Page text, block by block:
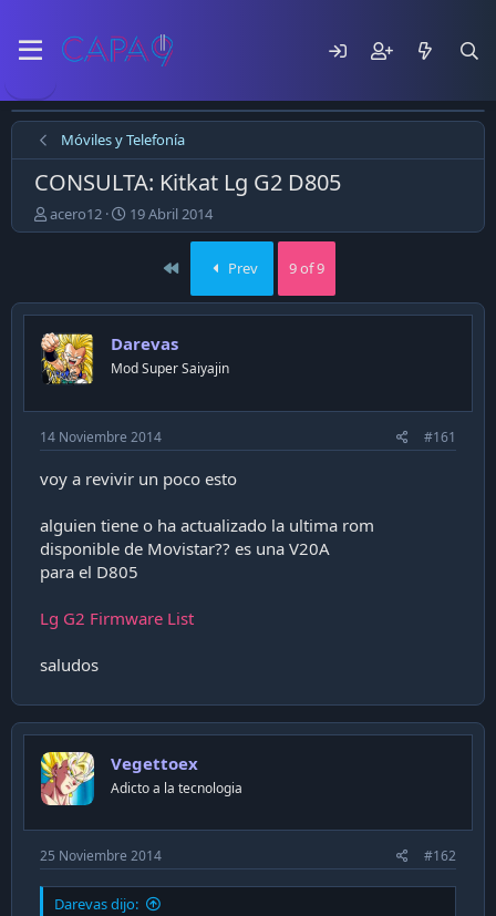
Móviles y Telefonía
CONSULTA: Kitkat Lg G2 D805
E
m
ó
e
l
t
m
a
acero12
F
e
d
p
u
l
c
a
c
ó
n
19 Abril 2014
First Prev 9 of 9
Darevas
Mod Super Saiyajin
14 Noviembre 2014 #161
voy a revivir un poco esto
alguien tiene o ha actualizado la ultima rom
disponible de Movistar?? es una V20A
para el D805
Lg G2 Firmware List
saludos
Vegettoex
Adicto a la tecnologia
25 Noviembre 2014 #162
Darevas dijo: